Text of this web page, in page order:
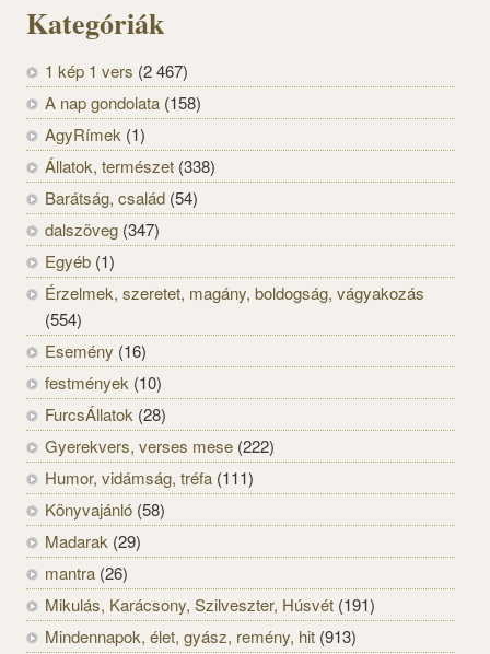
Kategóriák
1 kép 1 vers (2 467)
A nap gondolata (158)
AgyRímek (1)
Állatok, természet (338)
Barátság, család (54)
dalszöveg (347)
Egyéb (1)
Érzelmek, szeretet, magány, boldogság, vágyakozás
(554)
Esemény (16)
festmények (10)
FurcsÁllatok (28)
Gyerekvers, verses mese (222)
Humor, vidámság, tréfa (111)
Könyvajánló (58)
Madarak (29)
mantra (26)
Mikulás, Karácsony, Szilveszter, Húsvét (191)
Mindennapok, élet, gyász, remény, hit (913)